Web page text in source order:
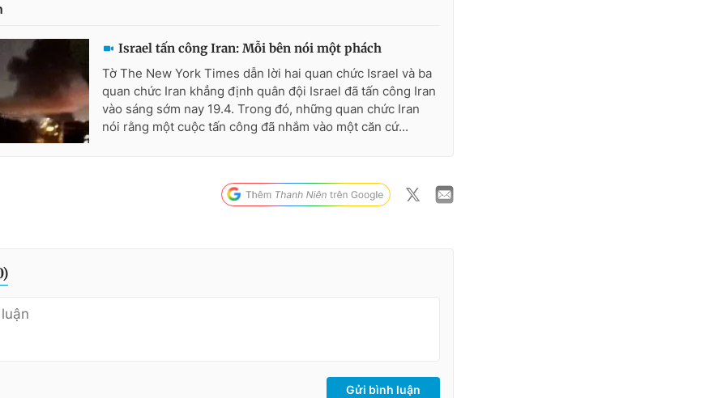
Israel tấn công Iran: Mỗi bên nói một phách
Tờ The New York Times dẫn lời hai quan chức Israel và ba
quan chức Iran khẳng định quân đội Israel đã tấn công Iran
vào sáng sớm nay 19.4. Trong đó, những quan chức Iran
nói rằng một cuộc tấn công đã nhắm vào một căn cứ...
)
Gửi bình luận